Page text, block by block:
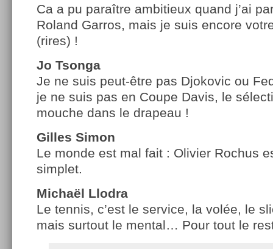
Ca a pu paraître ambitieux quand j’ai
Roland Garros, mais je suis encore
(rires) !
Jo Tsonga
Je ne suis peut-être pas Djokovic ou
je ne suis pas en Coupe Davis, le
mouche dans le drapeau !
Gilles Simon
Le monde est mal fait : Olivier Rochus
simplet.
Michaël Llodra
Le tennis, c’est le service, la volée, le
mais surtout le mental… Pour tout le